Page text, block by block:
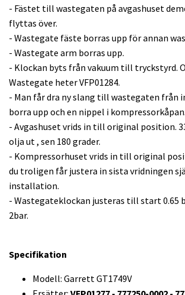
- Fästet till wastegaten på avgashuset
flyttas över.
- Wastegate fäste borras upp för annan
- Wastegate arm borras upp.
- Klockan byts från vakuum till tryckstyrd.
Wastegate heter VFP01284.
- Man får dra ny slang till wastegaten från
borra upp och en nippel i kompressorkåpan.
- Avgashuset vrids in till original position.
olja ut , sen 180 grader.
- Kompressorhuset vrids in till original
du troligen får justera in sista vridningen
installation.
- Wastegateklockan justeras till start 0.65
2bar.
Specifikation
Modell: Garrett GT1749V